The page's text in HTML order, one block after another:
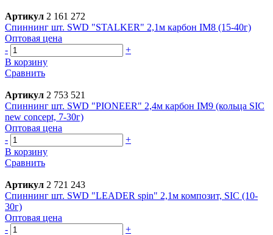
Артикул 2 161 272
Спиннинг шт. SWD "STALKER" 2,1м карбон IM8 (15-40г)
Оптовая цена
-
+
В корзину
Сравнить
Артикул 2 753 521
Спиннинг шт. SWD "PIONEER" 2,4м карбон IM9 (кольца SIC
new concept, 7-30г)
Оптовая цена
-
+
В корзину
Сравнить
Артикул 2 721 243
Спиннинг шт. SWD "LEADER spin" 2,1м композит, SIC (10-
30г)
Оптовая цена
-
+